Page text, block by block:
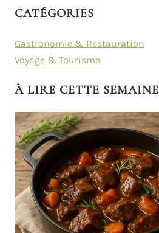
CATÉGORIES
Gastronomie & Restauration
Voyage & Tourisme
À LIRE CETTE SEMAINE